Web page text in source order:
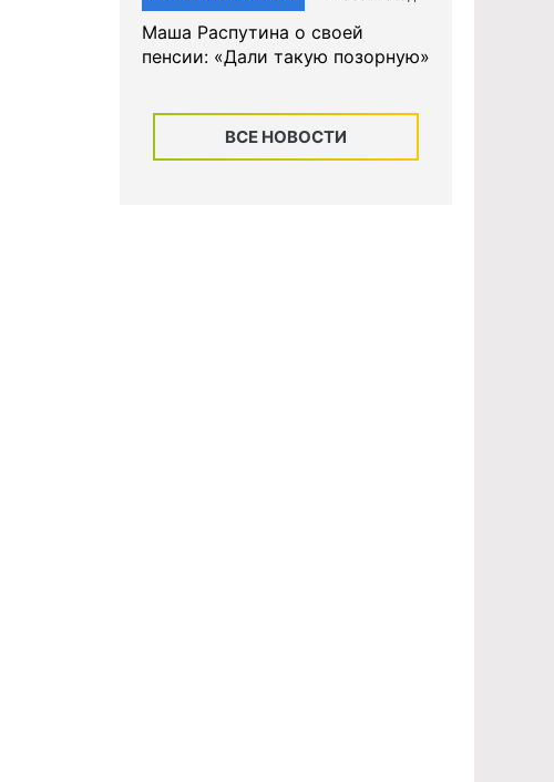
Маша Распутина о своей
пенсии: «Дали такую позорную»
ВСЕ НОВОСТИ